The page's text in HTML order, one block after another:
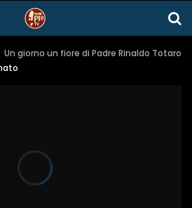
Un giorno un fiore di Padre Rinaldo Totaro